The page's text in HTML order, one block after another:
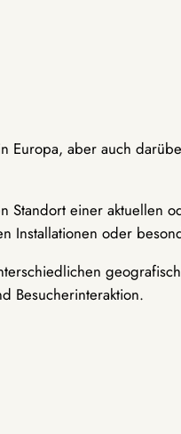
Europa, aber auch
Standort einer aktuellen
Installationen oder
Besucherinteraktion.